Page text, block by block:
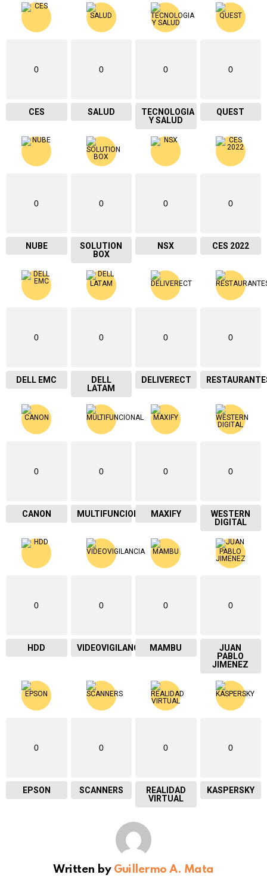
0
CES
0
SALUD
0
TECNOLOGIA
Y SALUD
0
QUEST
0
NUBE
0
SOLUTION
BOX
0
NSX
0
CES 2022
0
DELL EMC
0
DELL
LATAM
0
DELIVERECT
0
0
CANON
0
MULTIFUNCIONAL
0
MAXIFY
0
WESTERN
DIGITAL
0
HDD
0
VIDEOVIGILANCIA
0
MAMBU
0
JUAN
PABLO
JIMENEZ
0
EPSON
0
SCANNERS
0
REALIDAD
VIRTUAL
0
KASPERSKY
Written by Guillermo A. Mata